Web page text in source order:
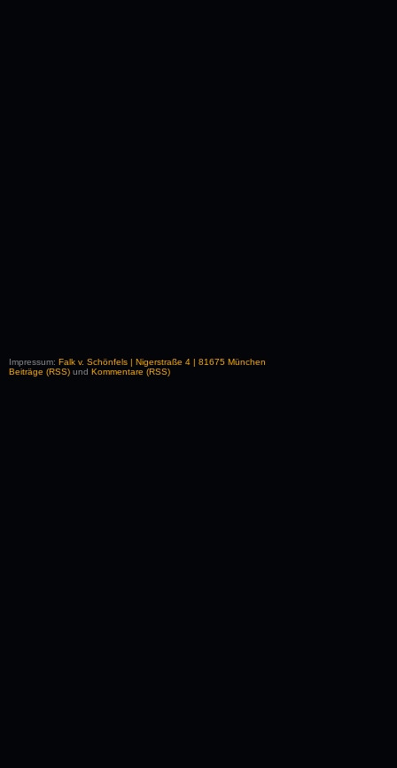
Impressum: Falk v. Schönfels | Nigerstraße 4 | 81675 München
Beiträge (RSS) und Kommentare (RSS)